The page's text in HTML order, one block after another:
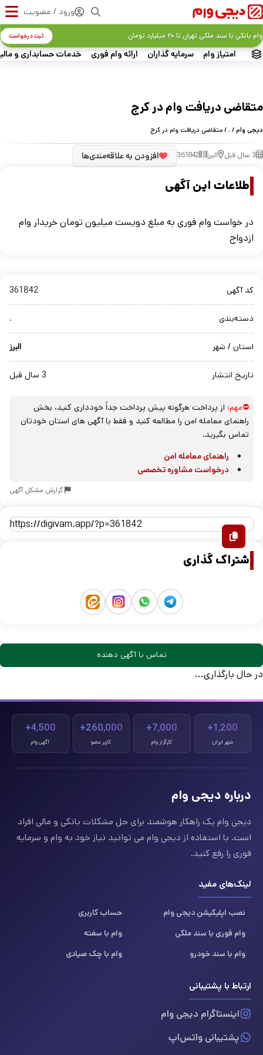
ورود / عضویت
امتیاز وام سرمایه گذاران ارائه وام فوری خدمات حسابداری و
وام بانکی با سند ملکی تهران تا ۲۰ میلیارد تومان ثبت درخواست
متقاضی دریافت وام در کرج
دیجی وام/
. / متقاضی دریافت وام در کرج
3 سال قبل البرز 361842 افزودن به علاقه‌مندی‌ها
اطلاعات این آگهی
در خواست وام فوری به مبلغ دویست میلیون تومان خریدار وام
ازدواج
کد آگهی 361842
دسته‌بندی .
استان / شهر البرز
تاریخ انتشار 3 سال قبل
⛔مهم: از پرداخت هرگونه پیش پرداخت جداً خودداری کنید، بخش
راهنمای معامله امن را مطالعه کنید و فقط با آگهی های استان خودتان
تماس بگیرید.
راهنمای معامله امن
درخواست مشاوره تخصصی
گزارش مشکل آگهی
اشتراک گذاری
تماس با آگهی دهنده
در حال بارگذاری...
1,200+
شهر ایران
7,000+
کارگزار وام
260,000+
کاربر عضو
4,500+
آگهی وام
درباره دیجی وام
دیجی وام یک راهکار هوشمند برای حل مشکلات بانکی و مالی افراد
است. با استفاده از دیجی وام می توانید نیاز خود به وام و سرمایه
فوری را رفع کنید.
لینک‌های مفید
نصب اپلیکیشن دیجی وام
حساب کاربری
وام فوری با سند ملکی
وام با سفته
وام با سند خودرو
وام با چک صیادی
ارتباط با پشتیبانی
اینستاگرام دیجی وام
پشتیبانی واتس‌اپ